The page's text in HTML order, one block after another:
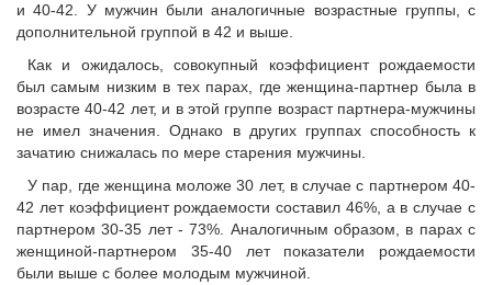
и 40-42. У мужчин были аналогичные возрастные группы, с
дополнительной группой в 42 и выше.
Как и ожидалось, совокупный коэффициент рождаемости
был самым низким в тех парах, где женщина-партнер была в
возрасте 40-42 лет, и в этой группе возраст партнера-мужчины
не имел значения. Однако в других группах способность к
зачатию снижалась по мере старения мужчины.
У пар, где женщина моложе 30 лет, в случае с партнером 40-
42 лет коэффициент рождаемости составил 46%, а в случае с
партнером 30-35 лет - 73%. Аналогичным образом, в парах с
женщиной-партнером 35-40 лет показатели рождаемости
были выше с более молодым мужчиной.